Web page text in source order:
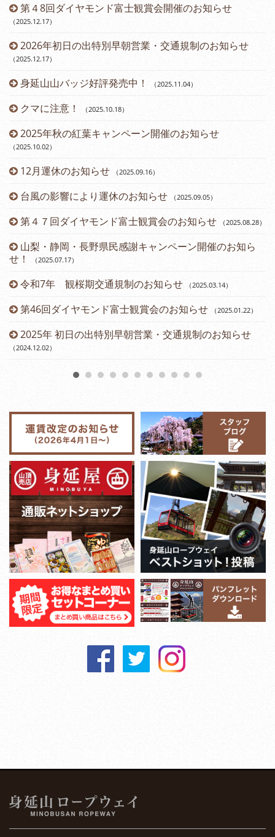
第４8回ダイヤモンド富士観賞会開催のお知らせ
（2025.12.17）
2026年初日の出特別早朝営業・交通規制のお知らせ
（2025.12.17）
身延山山バッジ好評発売中！ （2025.11.04）
クマに注意！ （2025.10.18）
2025年秋の紅葉キャンペーン開催のお知らせ
（2025.10.02）
12月運休のお知らせ （2025.09.16）
台風の影響により運休のお知らせ （2025.09.05）
第４７回ダイヤモンド富士観賞会のお知らせ （2025.08.28）
山梨・静岡・長野県民感謝キャンペーン開催のお知ら
せ！
（2025.07.17）
令和7年 観桜期交通規制のお知らせ （2025.03.14）
第46回ダイヤモンド富士観賞会のお知らせ （2025.01.22）
2025年 初日の出特別早朝営業・交通規制のお知らせ
（2024.12.02）